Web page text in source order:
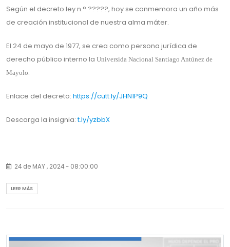
Según el decreto ley n.° ?????, hoy se conmemora un año más
de creación institucional de nuestra alma máter.
El 24 de mayo de 1977, se crea como persona jurídica de
derecho público interno la Universida Nacional Santiago Antúnez de
Mayolo.
Enlace del decreto: https://cutt.ly/JHN1P9Q
Descarga la insignia:t.ly/yzbbX
24 de MAY , 2024 - 08:00:00
LEER MÁS